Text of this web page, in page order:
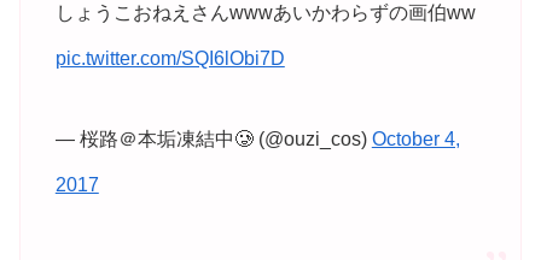
しょうこおねえさんwwwあいかわらずの画伯ww
pic.twitter.com/SQI6lObi7D
— 桜路＠本垢凍結中🥲 (@ouzi_cos) October 4,
2017